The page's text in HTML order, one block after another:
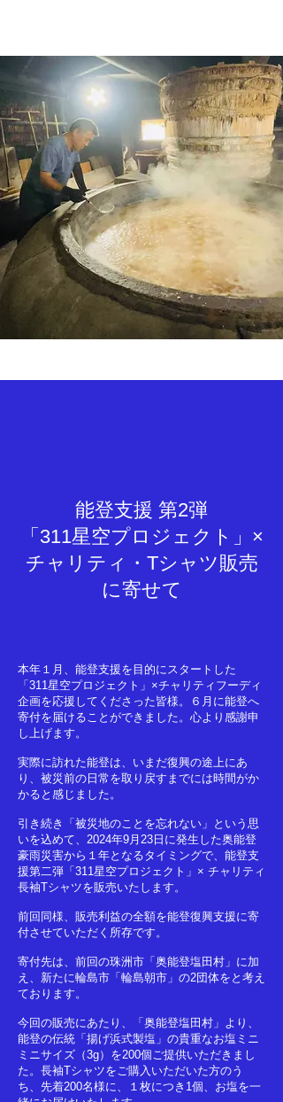
能登支援 第2弾
「​311星空プロジェクト」×
チャリティ・Tシャツ販売
に寄せて
​本年１月、能登支援を目的にスタートした
「311星空プロジェクト」×チャリティフーディ
企画を応援してくださった皆様。
６月に能登へ
寄付を届けることができました。心より感謝申
し上げます。
実際に訪れた能登は、いまだ復興の途上にあ
り、被災前の日常を取り戻すまでには時間がか
かると感じました。
引き続き「被災地のことを忘れない」という思
いを込めて、2024年9月23日に発生した奥能登
豪雨災害から１年となるタイミングで、能登支
援第二弾「311星空プロジェクト」× チャリティ
長袖Tシャツを販売いたします。
前回同様、販売利益の全額を能登復興支援に寄
付させていただく所存です。
寄付先は、前回の珠洲市「奥能登塩田村」に加
え、新たに輪島市「輪島朝市」の2団体をと考え
ております。
今回の販売にあたり、「奥能登塩田村」より、
能登の伝統「揚げ浜式製塩」の貴重なお塩ミニ
ミニサイズ（3g）を200個ご提供いただきまし
た。長袖Tシャツをご購入いただいた方のう
ち、 先着200名様に、１枚につき1個、お塩を一